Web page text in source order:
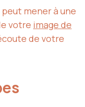
mener à une
votre image de
de votre